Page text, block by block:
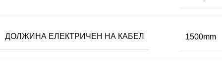
ДОЛЖИНА ЕЛЕКТРИЧЕН НА КАБЕЛ 1500mm